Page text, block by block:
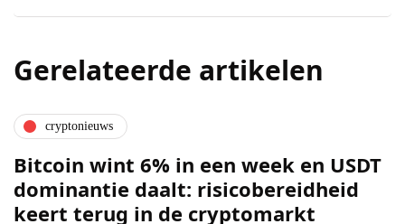
Gerelateerde artikelen
cryptonieuws
Bitcoin wint 6% in een week en USDT
dominantie daalt: risicobereidheid
keert terug in de cryptomarkt